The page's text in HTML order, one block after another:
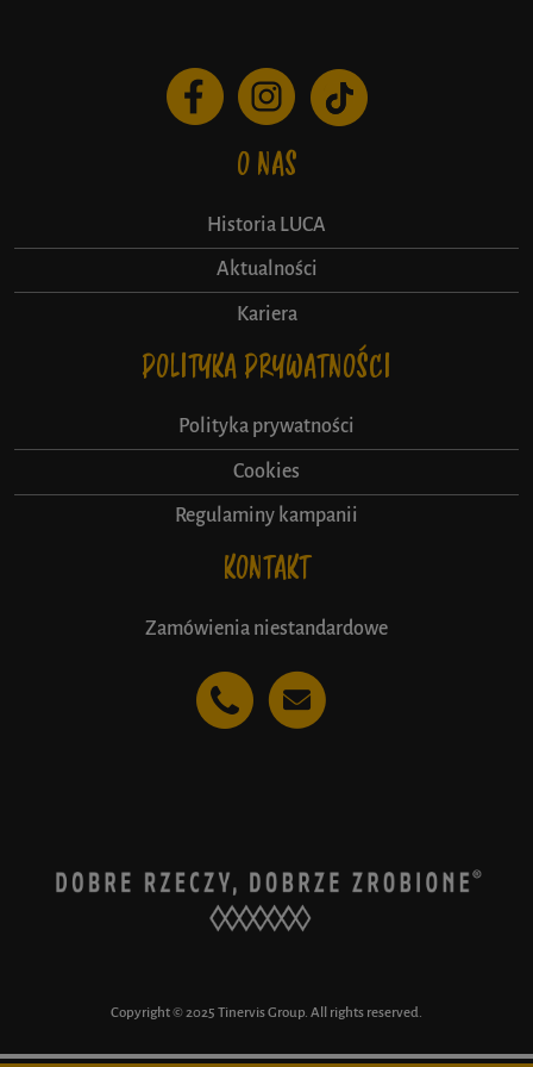
O NAS
Historia LUCA
Aktualności
Kariera
POLITYKA PRYWATNOŚCI
Polityka prywatności
Cookies
Regulaminy kampanii
KONTAKT
Zamówienia niestandardowe
Copyright © 2025 Tinervis Group. All rights reserved.